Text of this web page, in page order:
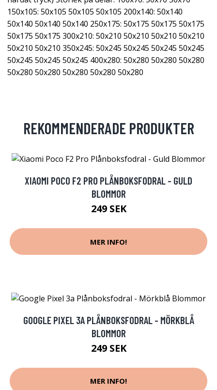
150x105: 50x105 50x105 50x105 200x140: 50x140
50x140 50x140 50x140 250x175: 50x175 50x175 50x175
50x175 50x175 300x210: 50x210 50x210 50x210 50x210
50x210 50x210 350x245: 50x245 50x245 50x245 50x245
50x245 50x245 50x245 400x280: 50x280 50x280 50x280
50x280 50x280 50x280 50x280 50x280
REKOMMENDERADE PRODUKTER
XIAOMI POCO F2 PRO PLÅNBOKSFODRAL - GULD
BLOMMOR
249 SEK
MER INFO!
GOOGLE PIXEL 3A PLÅNBOKSFODRAL - MÖRKBLÅ
BLOMMOR
249 SEK
MER INFO!